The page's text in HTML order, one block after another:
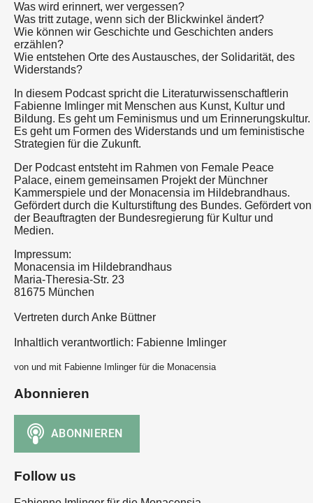
Was wird erinnert, wer vergessen?
Was tritt zutage, wenn sich der Blickwinkel ändert?
Wie können wir Geschichte und Geschichten anders
erzählen?
Wie entstehen Orte des Austausches, der Solidarität, des
Widerstands?
In diesem Podcast spricht die Literaturwissenschaftlerin
Fabienne Imlinger mit Menschen aus Kunst, Kultur und
Bildung. Es geht um Feminismus und um Erinnerungskultur.
Es geht um Formen des Widerstands und um feministische
Strategien für die Zukunft.
Der Podcast entsteht im Rahmen von Female Peace
Palace, einem gemeinsamen Projekt der Münchner
Kammerspiele und der Monacensia im Hildebrandhaus.
Gefördert durch die Kulturstiftung des Bundes. Gefördert von
der Beauftragten der Bundesregierung für Kultur und
Medien.
Impressum:
Monacensia im Hildebrandhaus
Maria-Theresia-Str. 23
81675 München
Vertreten durch Anke Büttner
Inhaltlich verantwortlich: Fabienne Imlinger
von und mit Fabienne Imlinger für die Monacensia
Abonnieren
Follow us